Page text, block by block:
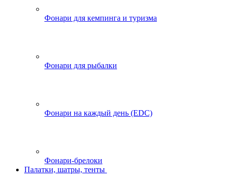
Фонари для кемпинга и туризма
Фонари для рыбалки
Фонари на каждый день (EDC)
Фонари-брелоки
Палатки, шатры, тенты